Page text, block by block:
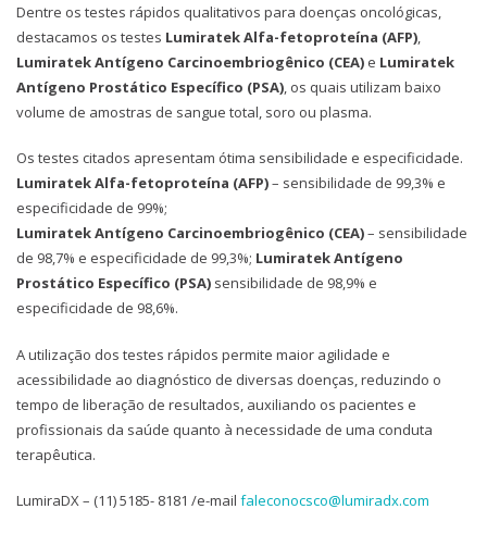
Dentre os testes rápidos qualitativos para doenças oncológicas,
destacamos os testes Lumiratek Alfa-fetoproteína (AFP)
Lumiratek Antígeno Carcinoembriogênico (CEA) e Lumiratek
Antígeno Prostático Específico (PSA) , os quais utilizam baixo
volume de amostras de sangue total, soro ou plasma.
Os testes citados apresentam ótima sensibilidade e especificidade.
Lumiratek Alfa-fetoproteína (AFP)– sensibilidade de 99,3% e
especificidade de 99%;
Lumiratek Antígeno Carcinoembriogênico (CEA)– sensibilidade
de 98,7% e especificidade de 99,3%; Lumiratek Antígeno
Prostático Específico (PSA) sensibilidade de 98,9% e
especificidade de 98,6%.
A utilização dos testes rápidos permite maior agilidade e
acessibilidade ao diagnóstico de diversas doenças, reduzindo o
tempo de liberação de resultados, auxiliando os pacientes e
profissionais da saúde quanto à necessidade de uma conduta
terapêutica.
LumiraDX – (11) 5185- 8181 /e-mail faleconocsco@lumiradx.com